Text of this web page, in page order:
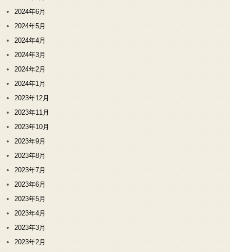
2024年6月
2024年5月
2024年4月
2024年3月
2024年2月
2024年1月
2023年12月
2023年11月
2023年10月
2023年9月
2023年8月
2023年7月
2023年6月
2023年5月
2023年4月
2023年3月
2023年2月